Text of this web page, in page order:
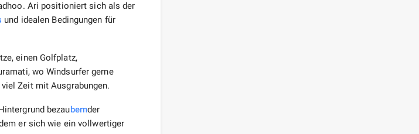
Ari positioniert sich als der
und idealen Bedingungen für
einen Golfplatz,
wo Windsurfer gerne
Zeit mit Ausgrabungen.
bezaubernder
er sich wie ein vollwertiger